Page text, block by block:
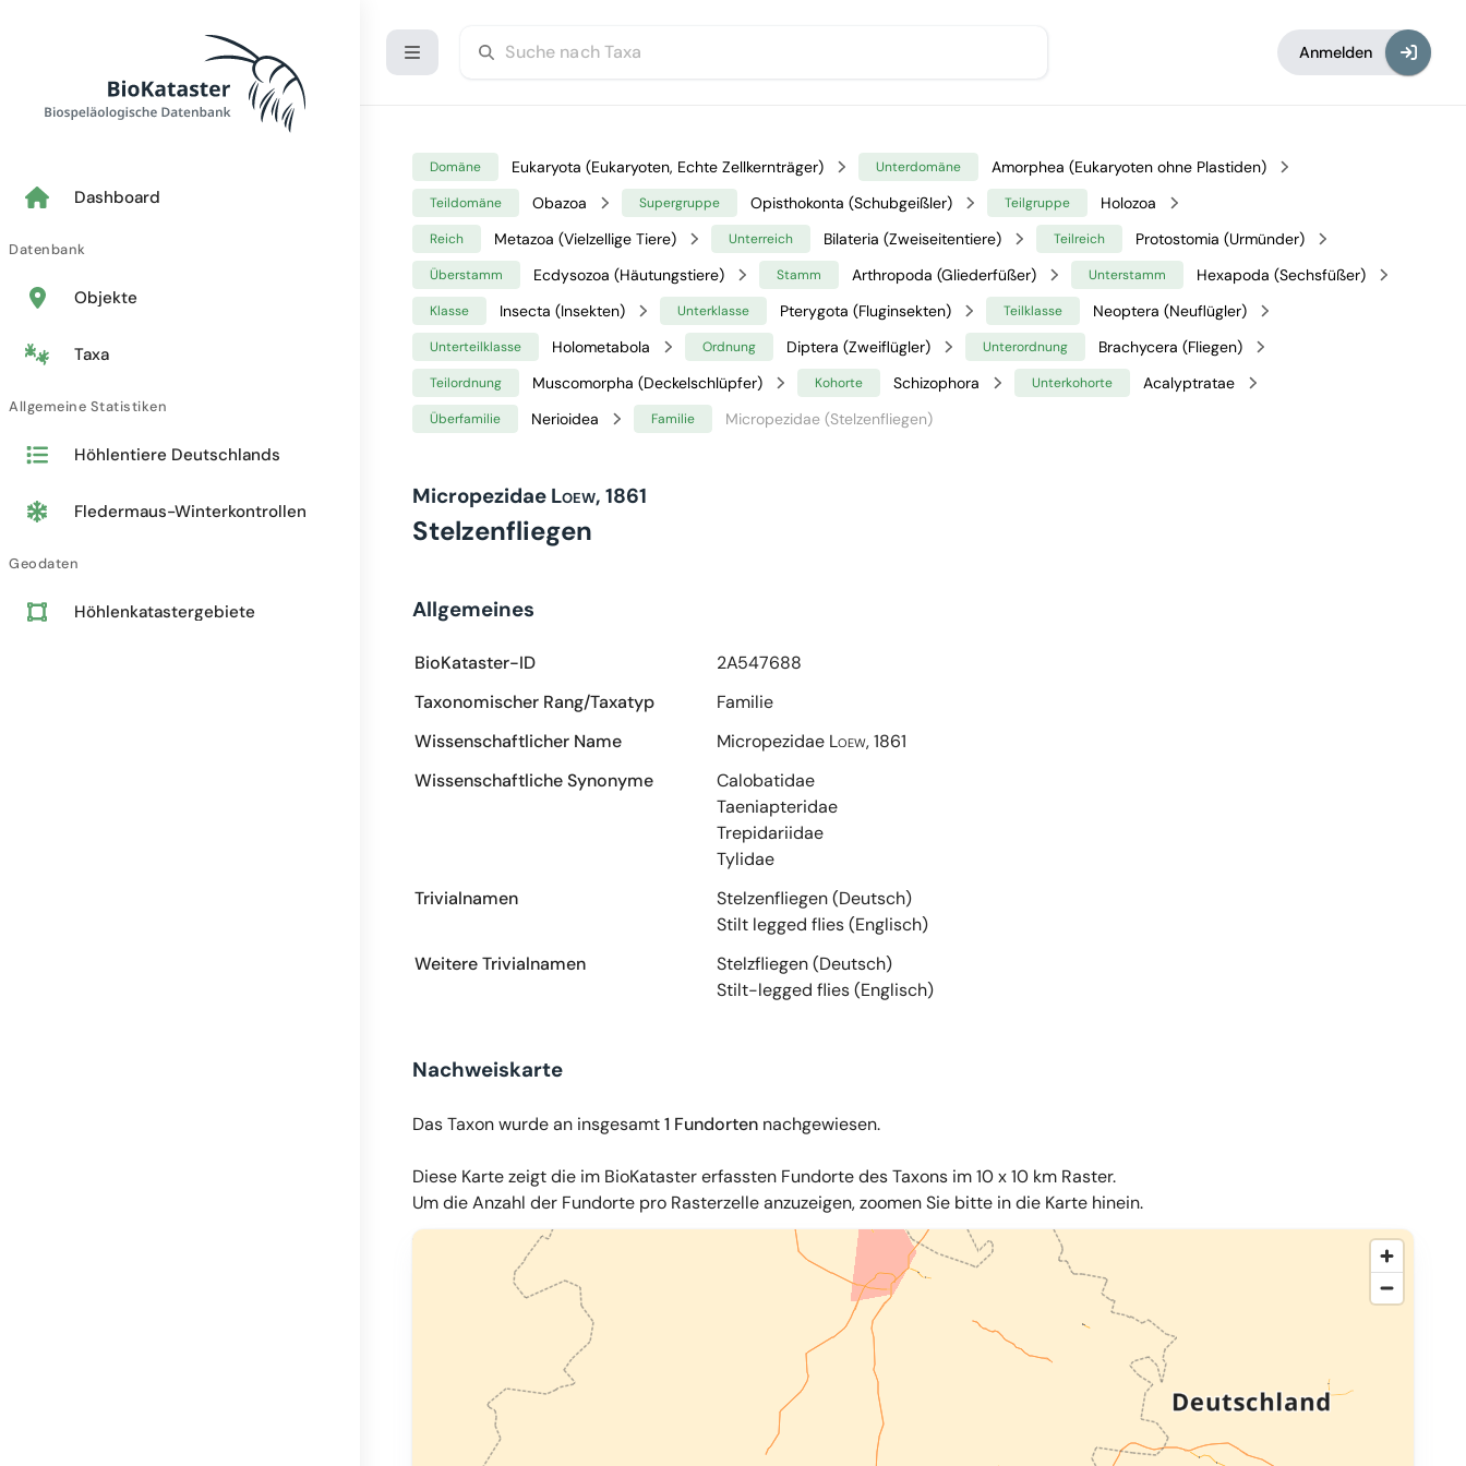
Dashboard
Datenbank
Objekte
Taxa
Allgemeine Statistiken
Höhlentiere Deutschlands
Fledermaus-Winterkontrollen
Geodaten
Höhlenkatastergebiete
Anmelden
Domäne Eukaryota (Eukaryoten, Echte Zellkernträger) Unterdomäne Amorphea (Eukaryoten ohne Plastiden)
Teildomäne Obazoa Supergruppe Opisthokonta (Schubgeißler) Teilgruppe Holozoa
Reich Metazoa (Vielzellige Tiere) Unterreich Bilateria (Zweiseitentiere) Teilreich Protostomia (Urmünder)
Überstamm Ecdysozoa (Häutungstiere) Stamm Arthropoda (Gliederfüßer) Unterstamm Hexapoda (Sechsfüßer)
Klasse Insecta (Insekten) Unterklasse Pterygota (Fluginsekten) Teilklasse Neoptera (Neuflügler)
Unterteilklasse Holometabola Ordnung Diptera (Zweiflügler) Unterordnung Brachycera (Fliegen)
Teilordnung Muscomorpha (Deckelschlüpfer) Kohorte Schizophora Unterkohorte Acalyptratae
Überfamilie Nerioidea Familie Micropezidae (Stelzenfliegen)
Micropezidae Loew, 1861
Stelzenfliegen
Allgemeines
BioKataster-ID
2A547688
Taxonomischer Rang/Taxatyp
Familie
Wissenschaftlicher Name
Micropezidae Loew, 1861
Wissenschaftliche Synonyme
Calobatidae
Taeniapteridae
Trepidariidae
Tylidae
Trivialnamen
Stelzenfliegen (Deutsch)
Stilt legged flies (Englisch)
Weitere Trivialnamen
Stelzfliegen (Deutsch)
Stilt-legged flies (Englisch)
Nachweiskarte
Das Taxon wurde an insgesamt1 Fundorten nachgewiesen.
Diese Karte zeigt die im BioKataster erfassten Fundorte des Taxons im 10 x 10 km Raster.
Um die Anzahl der Fundorte pro Rasterzelle anzuzeigen, zoomen Sie bitte in die Karte hinein.
© OpenMapTiles OpenStreetMap